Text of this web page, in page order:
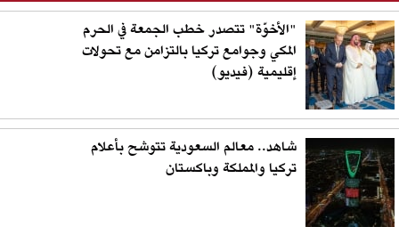
"الأخوّة" تتصدر خطب الجمعة في الحرم
المكي وجوامع تركيا بالتزامن مع تحولات
إقليمية (فيديو)
شاهد.. معالم السعودية تتوشح بأعلام
تركيا والمملكة وباكستان